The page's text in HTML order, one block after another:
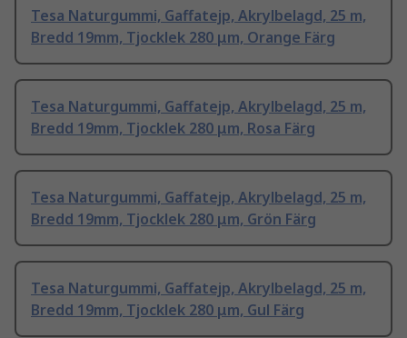
Tesa Naturgummi, Gaffatejp, Akrylbelagd, 25 m,
Bredd 19mm, Tjocklek 280 μm, Orange Färg
Tesa Naturgummi, Gaffatejp, Akrylbelagd, 25 m,
Bredd 19mm, Tjocklek 280 μm, Rosa Färg
Tesa Naturgummi, Gaffatejp, Akrylbelagd, 25 m,
Bredd 19mm, Tjocklek 280 μm, Grön Färg
Tesa Naturgummi, Gaffatejp, Akrylbelagd, 25 m,
Bredd 19mm, Tjocklek 280 μm, Gul Färg